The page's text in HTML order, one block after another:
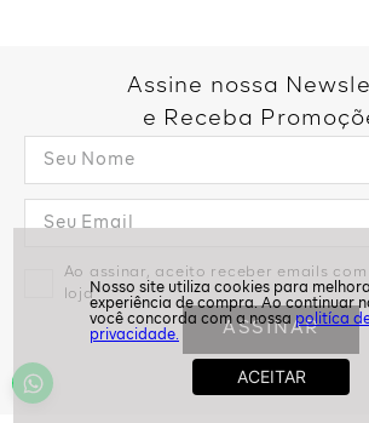
politíca
privacidade.
Assine nossa
e Receba
Ao assinar, aceito receber emails
loja
ASSINAR